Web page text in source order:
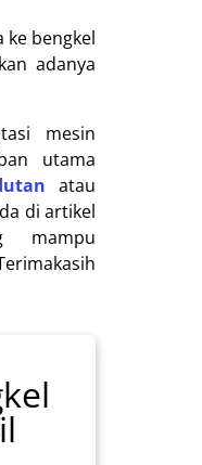
ke bengkel
adanya
mesin
utama
atau
di artikel
mampu